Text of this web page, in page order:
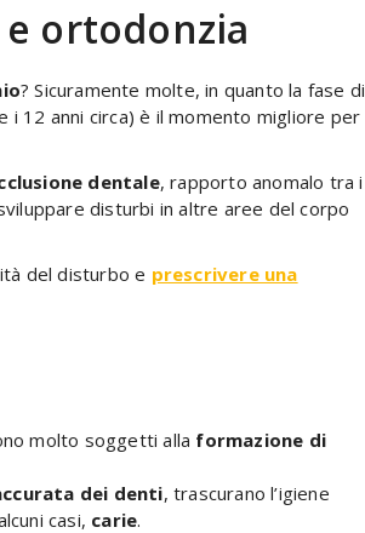
ortodonzia
? Sicuramente molte, in quanto la fase di
i 12 anni circa) è il momento migliore per
dentale, rapporto anomalo tra i
disturbi in altre aree del corpo
del disturbo e prescrivere una
molto soggetti alla formazione di
dei denti, trascurano l’igiene
casi, carie.